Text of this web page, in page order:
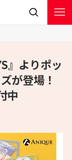
』よりポッ
が登場！
中